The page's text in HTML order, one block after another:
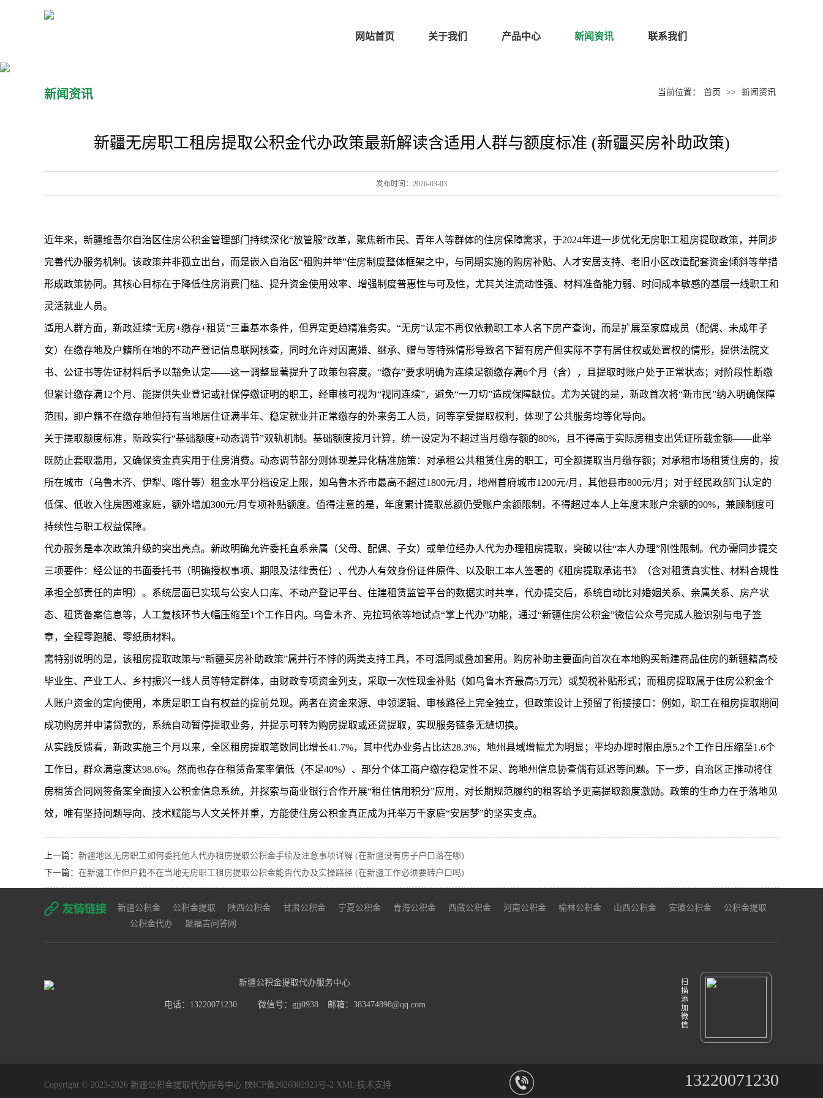
网站首页 关于我们 产品中心 新闻资讯 联系我们
新闻资讯 当前位置： 首页 >> 新闻资讯
新疆无房职工租房提取公积金代办政策最新解读含适用人群与额度标准 (新疆买房补助政策)
发布时间：2026-03-03
近年来，新疆维吾尔自治区住房公积金管理部门持续深化“放管服”改革，聚焦新市民、青年人等群体的住房保障需求，于2024年进一步优化无房职工租房提取政策，并同步
完善代办服务机制。该政策并非孤立出台，而是嵌入自治区“租购并举”住房制度整体框架之中，与同期实施的购房补贴、人才安居支持、老旧小区改造配套资金倾斜等举措
形成政策协同。其核心目标在于降低住房消费门槛、提升资金使用效率、增强制度普惠性与可及性，尤其关注流动性强、材料准备能力弱、时间成本敏感的基层一线职工和
灵活就业人员。
适用人群方面，新政延续“无房+缴存+租赁”三重基本条件，但界定更趋精准务实。“无房”认定不再仅依赖职工本人名下房产查询，而是扩展至家庭成员（配偶、未成年子
女）在缴存地及户籍所在地的不动产登记信息联网核查，同时允许对因离婚、继承、赠与等特殊情形导致名下暂有房产但实际不享有居住权或处置权的情形，提供法院文
书、公证书等佐证材料后予以豁免认定——这一调整显著提升了政策包容度。“缴存”要求明确为连续足额缴存满6个月（含），且提取时账户处于正常状态；对阶段性断缴
但累计缴存满12个月、能提供失业登记或社保停缴证明的职工，经审核可视为“视同连续”，避免“一刀切”造成保障缺位。尤为关键的是，新政首次将“新市民”纳入明确保障
范围，即户籍不在缴存地但持有当地居住证满半年、稳定就业并正常缴存的外来务工人员，同等享受提取权利，体现了公共服务均等化导向。
关于提取额度标准，新政实行“基础额度+动态调节”双轨机制。基础额度按月计算，统一设定为不超过当月缴存额的80%，且不得高于实际房租支出凭证所载金额——此举
既防止套取滥用，又确保资金真实用于住房消费。动态调节部分则体现差异化精准施策：对承租公共租赁住房的职工，可全额提取当月缴存额；对承租市场租赁住房的，按
所在城市（乌鲁木齐、伊犁、喀什等）租金水平分档设定上限，如乌鲁木齐市最高不超过1800元/月，地州首府城市1200元/月，其他县市800元/月；对于经民政部门认定的
低保、低收入住房困难家庭，额外增加300元/月专项补贴额度。值得注意的是，年度累计提取总额仍受账户余额限制，不得超过本人上年度末账户余额的90%，兼顾制度可
持续性与职工权益保障。
代办服务是本次政策升级的突出亮点。新政明确允许委托直系亲属（父母、配偶、子女）或单位经办人代为办理租房提取，突破以往“本人办理”刚性限制。代办需同步提交
三项要件：经公证的书面委托书（明确授权事项、期限及法律责任）、代办人有效身份证件原件、以及职工本人签署的《租房提取承诺书》（含对租赁真实性、材料合规性
承担全部责任的声明）。系统层面已实现与公安人口库、不动产登记平台、住建租赁监管平台的数据实时共享，代办提交后，系统自动比对婚姻关系、亲属关系、房产状
态、租赁备案信息等，人工复核环节大幅压缩至1个工作日内。乌鲁木齐、克拉玛依等地试点“掌上代办”功能，通过“新疆住房公积金”微信公众号完成人脸识别与电子签
章，全程零跑腿、零纸质材料。
需特别说明的是，该租房提取政策与“新疆买房补助政策”属并行不悖的两类支持工具，不可混同或叠加套用。购房补助主要面向首次在本地购买新建商品住房的新疆籍高校
毕业生、产业工人、乡村振兴一线人员等特定群体，由财政专项资金列支，采取一次性现金补贴（如乌鲁木齐最高5万元）或契税补贴形式；而租房提取属于住房公积金个
人账户资金的定向使用，本质是职工自有权益的提前兑现。两者在资金来源、申领逻辑、审核路径上完全独立，但政策设计上预留了衔接接口：例如，职工在租房提取期间
成功购房并申请贷款的，系统自动暂停提取业务，并提示可转为购房提取或还贷提取，实现服务链条无缝切换。
从实践反馈看，新政实施三个月以来，全区租房提取笔数同比增长41.7%，其中代办业务占比达28.3%，地州县域增幅尤为明显；平均办理时限由原5.2个工作日压缩至1.6个
工作日，群众满意度达98.6%。然而也存在租赁备案率偏低（不足40%）、部分个体工商户缴存稳定性不足、跨地州信息协查偶有延迟等问题。下一步，自治区正推动将住
房租赁合同网签备案全面接入公积金信息系统，并探索与商业银行合作开展“租住信用积分”应用，对长期规范履约的租客给予更高提取额度激励。政策的生命力在于落地见
效，唯有坚持问题导向、技术赋能与人文关怀并重，方能使住房公积金真正成为托举万千家庭“安居梦”的坚实支点。
上一篇： 新疆地区无房职工如何委托他人代办租房提取公积金手续及注意事项详解 (在新疆没有房子户口落在哪)
下一篇： 在新疆工作但户籍不在当地无房职工租房提取公积金能否代办及实操路径 (在新疆工作必须要转户口吗)
新疆公积金 公积金提取 陕西公积金 甘肃公积金 宁夏公积金 青海公积金 西藏公积金 河南公积金 榆林公积金 山西公积金 安徽公积金
公积金提取
公积金代办
聚福吉问答网
新疆公积金提取代办服务中心
电话：13220071230 微信号：gjj0938 邮箱：383474898@qq.com
扫
描
添
加
微
信
Copyright © 2023-2026 新疆公积金提取代办服务中心 陕ICP备2026002923号-2 XML 技术支持 13220071230